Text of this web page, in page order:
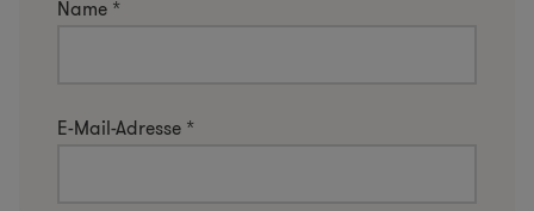
Name *
E-Mail-Adresse *